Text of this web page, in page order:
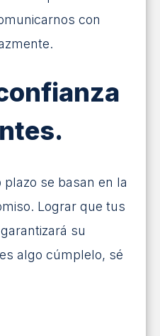
con
se basan en la
Lograr que tus
su
algo cúmplelo, sé